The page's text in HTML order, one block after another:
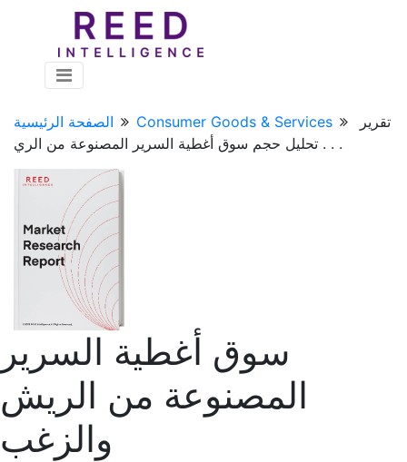
الصفحة الرئيسية Consumer Goods & Services
تقرير
تحليل حجم سوق أغطية السرير المصنوعة من الري . . .
سوق أغطية السرير
المصنوعة من الريش
والزغب